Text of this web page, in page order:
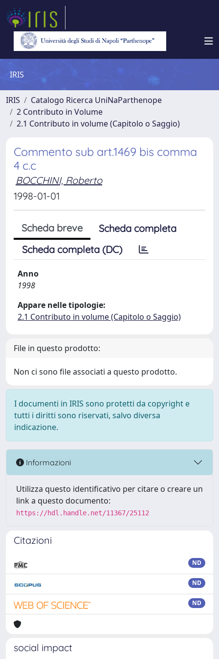
IRIS
IRIS
Catalogo Ricerca UniNaParthenope
2 Contributo in Volume
2.1 Contributo in volume (Capitolo o Saggio)
Commento sub art.1469 bis comma
4 c.c
BOCCHINI, Roberto
1998-01-01
Scheda breve
Scheda completa
Scheda completa (DC)
Anno
1998
Appare nelle tipologie:
2.1 Contributo in volume (Capitolo o Saggio)
File in questo prodotto:
Non ci sono file associati a questo prodotto.
I documenti in IRIS sono protetti da copyright e
tutti i diritti sono riservati, salvo diversa
indicazione.
Informazioni
Utilizza questo identificativo per citare o creare un
link a questo documento:
https://hdl.handle.net/11367/25112
Citazioni
ND
ND
ND
social impact